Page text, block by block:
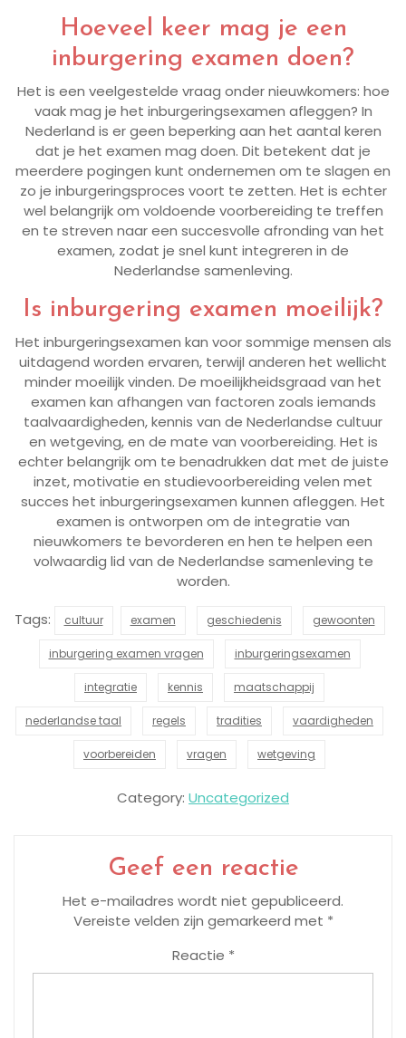
Hoeveel keer mag je een
inburgering examen doen?
Het is een veelgestelde vraag onder nieuwkomers: hoe
vaak mag je het inburgeringsexamen afleggen? In
Nederland is er geen beperking aan het aantal keren
dat je het examen mag doen. Dit betekent dat je
meerdere pogingen kunt ondernemen om te slagen en
zo je inburgeringsproces voort te zetten. Het is echter
wel belangrijk om voldoende voorbereiding te treffen
en te streven naar een succesvolle afronding van het
examen, zodat je snel kunt integreren in de
Nederlandse samenleving.
Is inburgering examen moeilijk?
Het inburgeringsexamen kan voor sommige mensen als
uitdagend worden ervaren, terwijl anderen het wellicht
minder moeilijk vinden. De moeilijkheidsgraad van het
examen kan afhangen van factoren zoals iemands
taalvaardigheden, kennis van de Nederlandse cultuur
en wetgeving, en de mate van voorbereiding. Het is
echter belangrijk om te benadrukken dat met de juiste
inzet, motivatie en studievoorbereiding velen met
succes het inburgeringsexamen kunnen afleggen. Het
examen is ontworpen om de integratie van
nieuwkomers te bevorderen en hen te helpen een
volwaardig lid van de Nederlandse samenleving te
worden.
Tags:
cultuur examen geschiedenis gewoonten
inburgering examen vragen inburgeringsexamen
integratie kennis maatschappij
nederlandse taal regels tradities vaardigheden
voorbereiden vragen wetgeving
Category: Uncategorized
Geef een reactie
Het e-mailadres wordt niet gepubliceerd.
Vereiste velden zijn gemarkeerd met *
Reactie *